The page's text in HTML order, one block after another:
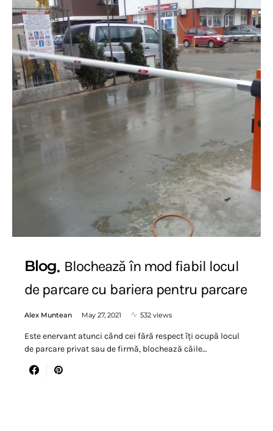
Blog Blochează în mod fiabil locul
de parcare cu bariera pentru parcare
Alex Muntean May 27, 2021 532 views
Este enervant atunci când cei fără respect îți ocupă locul
de parcare privat sau de firmă, blochează căile…